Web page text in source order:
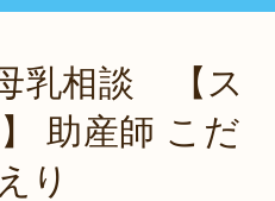
乳相談 【ス
助産師 こだ
り